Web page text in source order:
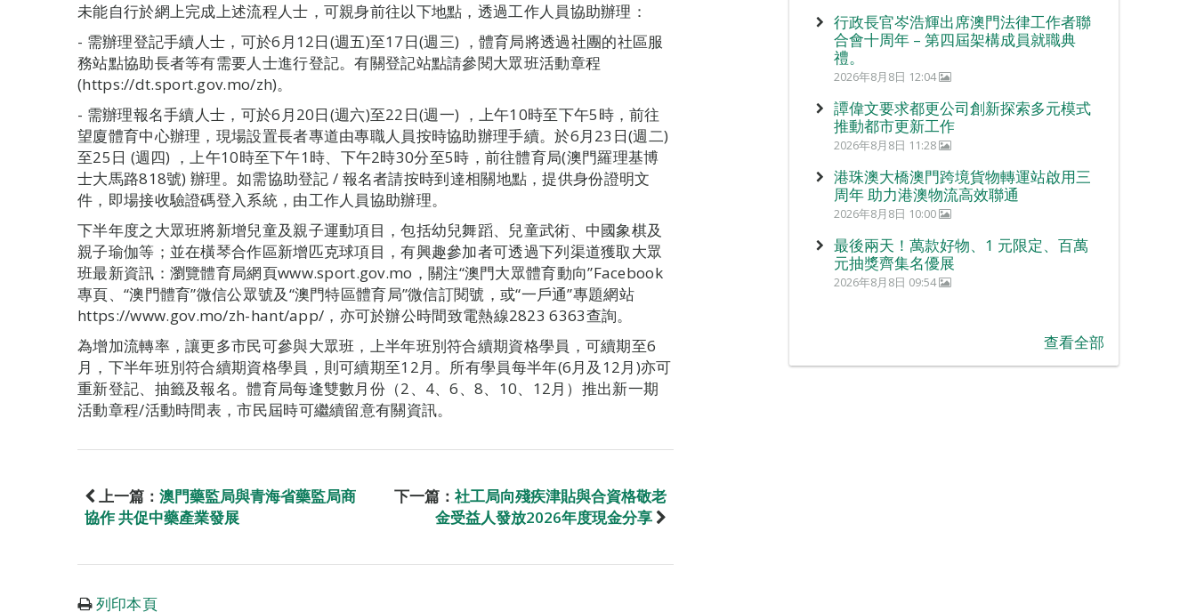
未能自行於網上完成上述流程人士，可親身前往以下地點，透過工作人員協助辦理：
- 需辦理登記手續人士，可於6月12日(週五)至17日(週三) ，體育局將透過社團的社區服
務站點協助長者等有需要人士進行登記。有關登記站點請參閱大眾班活動章程
(https://dt.sport.gov.mo/zh)。
- 需辦理報名手續人士，可於6月20日(週六)至22日(週一) ，上午10時至下午5時，前往
望廈體育中心辦理，現場設置長者專道由專職人員按時協助辦理手續。於6月23日(週二)
至25日 (週四) ，上午10時至下午1時、下午2時30分至5時，前往體育局(澳門羅理基博
士大馬路818號) 辦理。如需協助登記 / 報名者請按時到達相關地點，提供身份證明文
件，即場接收驗證碼登入系統，由工作人員協助辦理。
下半年度之大眾班將新增兒童及親子運動項目，包括幼兒舞蹈、兒童武術、中國象棋及
親子瑜伽等；並在橫琴合作區新增匹克球項目，有興趣參加者可透過下列渠道獲取大眾
班最新資訊：瀏覽體育局網頁www.sport.gov.mo，關注“澳門大眾體育動向”Facebook
專頁、“澳門體育”微信公眾號及“澳門特區體育局”微信訂閱號，或“一戶通”專題網站
https://www.gov.mo/zh-hant/app/，亦可於辦公時間致電熱線2823 6363查詢。
為增加流轉率，讓更多市民可參與大眾班，上半年班別符合續期資格學員，可續期至6
月，下半年班別符合續期資格學員，則可續期至12月。所有學員每半年(6月及12月)亦可
重新登記、抽籤及報名。體育局每逢雙數月份（2、4、6、8、10、12月）推出新一期
活動章程/活動時間表，市民屆時可繼續留意有關資訊。
上一篇： 澳門藥監局與青海省藥監局商
協作 共促中藥產業發展
下一篇： 社工局向殘疾津貼與合資格敬老
金受益人發放2026年度現金分享
列印本頁
行政長官岑浩輝出席澳門法律工作者聯
合會十周年 – 第四屆架構成員就職典
禮。
2026年8月8日 12:04
譚偉文要求都更公司創新探索多元模式
推動都市更新工作
2026年8月8日 11:28
港珠澳大橋澳門跨境貨物轉運站啟用三
周年 助力港澳物流高效聯通
2026年8月8日 10:00
最後兩天！萬款好物、1 元限定、百萬
元抽獎齊集名優展
2026年8月8日 09:54
查看全部